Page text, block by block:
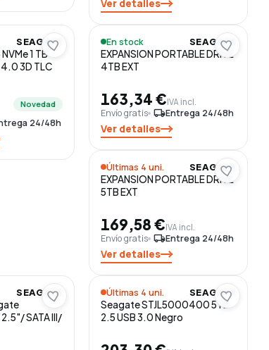
Ver detalles
SEAGATE
1 TB
3D TLC
Novedad
24/48h
En stock SEAGATE
EXPANSION PORTABLE DRIVE
4TB EXT
163,34 €IVA incl.
Envío gratis local_shippingEntrega 24/48h
Ver detalles
Últimas 4 uni. SEAGATE
EXPANSION PORTABLE DRIVE
5TB EXT
169,58 €IVA incl.
Envío gratis local_shippingEntrega 24/48h
Ver detalles
SEAGATE
SATA III/
Últimas 4 uni. SEAGATE
Seagate STJL5000400 5TB
2.5 USB 3.0 Negro